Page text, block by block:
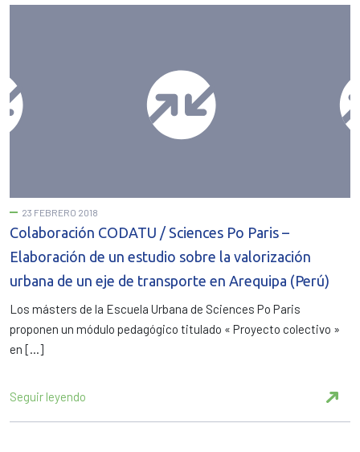
23 FEBRERO 2018
Colaboración CODATU / Sciences Po Paris –
Elaboración de un estudio sobre la valorización
urbana de un eje de transporte en Arequipa (Perú)
Los másters de la Escuela Urbana de Sciences Po Paris
proponen un módulo pedagógico titulado « Proyecto colectivo »
en […]
Seguir leyendo